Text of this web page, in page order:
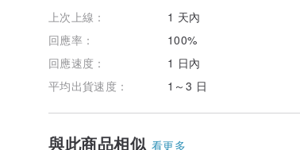
上次上線：
1 天內
回應率：
100%
回應速度：
1 日內
平均出貨速度：
1～3 日
與此商品相似 看更多